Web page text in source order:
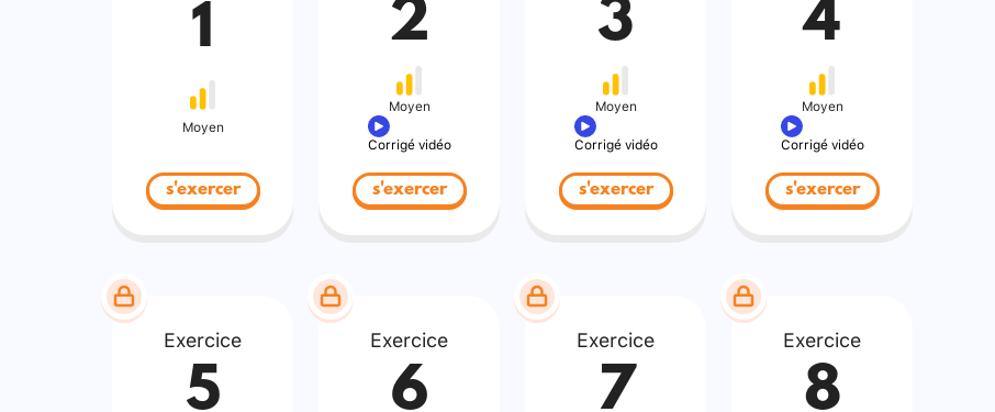
1
Moyen
s'exercer
2
Moyen
Corrigé vidéo
s'exercer
3
Moyen
Corrigé vidéo
s'exercer
4
Moyen
Corrigé vidéo
s'exercer
Exercice
5
Exercice
6
Exercice
7
Exercice
8